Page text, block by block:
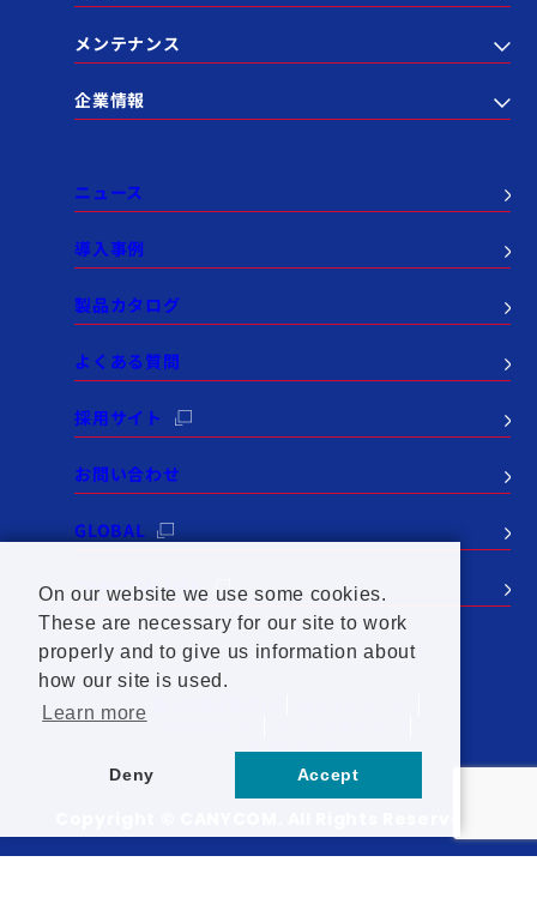
メンテナンス
企業情報
ニュース
導入事例
製品カタログ
よくある質問
採用サイト
お問い合わせ
GLOBAL
CANYCOM USA
サイトマップ
On our website we use some cookies.
These are necessary for our site to work
properly and to give us information about
how our site is used.
Learn more
Deny Accept